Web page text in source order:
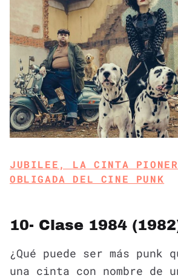
JUBILEE, LA CINTA
OBLIGADA DEL CINE PUNK
10- Clase 1984
¿Qué puede ser más
una cinta con nombre de